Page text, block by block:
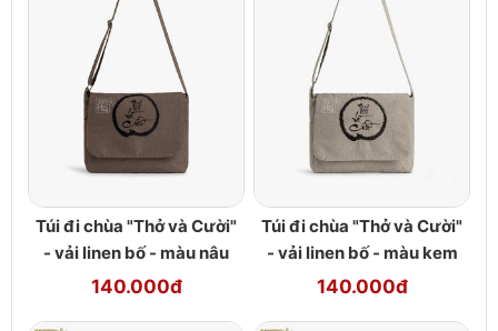
Túi đi chùa "Thở và Cười"
- vải linen bố - màu nâu
140.000đ
Túi đi chùa "Thở và Cười"
- vải linen bố - màu kem
140.000đ